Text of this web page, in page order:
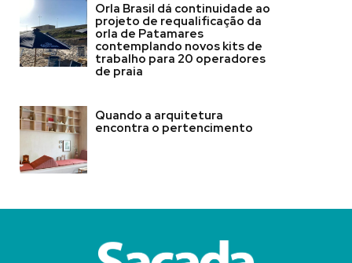
Orla Brasil dá continuidade ao
projeto de requalificação da
orla de Patamares
contemplando novos kits de
trabalho para 20 operadores
de praia
Quando a arquitetura
encontra o pertencimento